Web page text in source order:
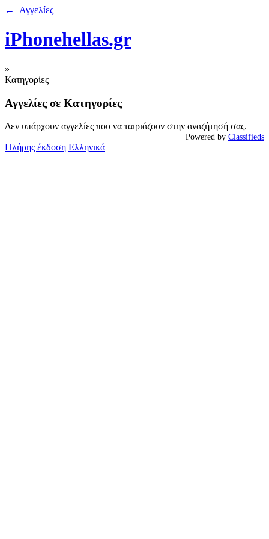
← Αγγελίες
iPhonehellas.gr
»
Κατηγορίες
Αγγελίες σε Κατηγορίες
Δεν υπάρχουν αγγελίες που να ταιριάζουν στην αναζήτησή σας.
Powered by Classifieds
Πλήρης έκδοση Ελληνικά